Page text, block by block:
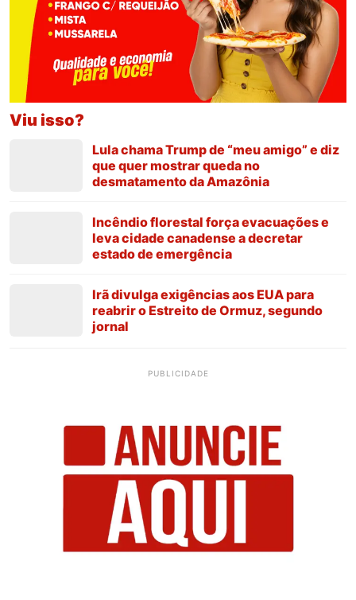
Viu isso?
Lula chama Trump de “meu amigo” e diz
que quer mostrar queda no
desmatamento da Amazônia
Incêndio florestal força evacuações e
leva cidade canadense a decretar
estado de emergência
Irã divulga exigências aos EUA para
reabrir o Estreito de Ormuz, segundo
jornal
PUBLICIDADE